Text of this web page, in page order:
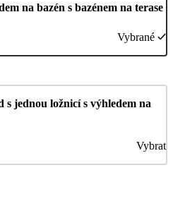
na bazén s bazénem na terase
Vybrané
s jednou ložnicí s výhledem na
Vybrat